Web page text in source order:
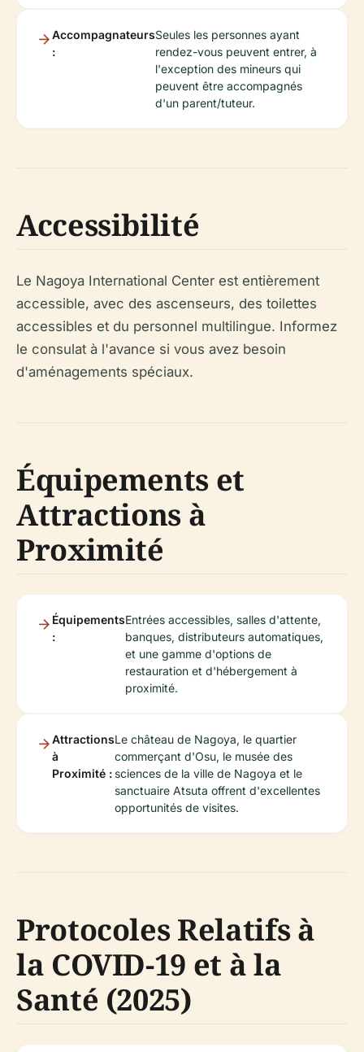
Accompagnateurs
:
Seules les personnes ayant
rendez-vous peuvent entrer, à
l'exception des mineurs qui
peuvent être accompagnés
d'un parent/tuteur.
Accessibilité
Le Nagoya International Center est entièrement
accessible, avec des ascenseurs, des toilettes
accessibles et du personnel multilingue. Informez
le consulat à l'avance si vous avez besoin
d'aménagements spéciaux.
Équipements et
Attractions à
Proximité
Équipements
:
Entrées accessibles, salles d'attente,
banques, distributeurs automatiques,
et une gamme d'options de
restauration et d'hébergement à
proximité.
Attractions
à
Proximité :
Le château de Nagoya, le quartier
commerçant d'Osu, le musée des
sciences de la ville de Nagoya et le
sanctuaire Atsuta offrent d'excellentes
opportunités de visites.
Protocoles Relatifs à
la COVID-19 et à la
Santé (2025)